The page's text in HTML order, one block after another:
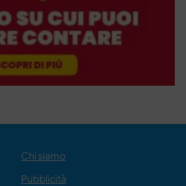
Chi siamo
Pubblicità